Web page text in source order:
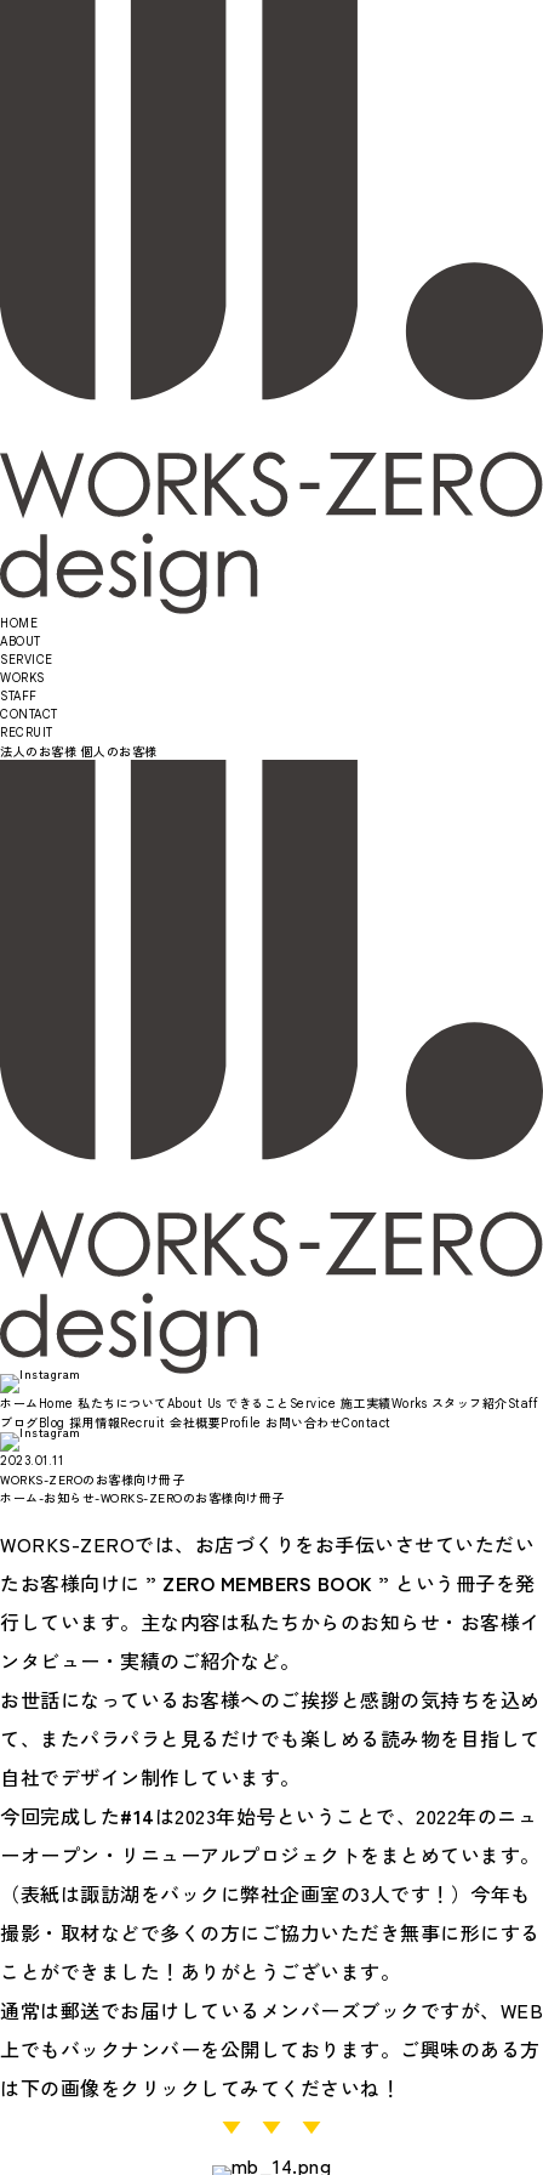
HOME
ABOUT
SERVICE
WORKS
STAFF
CONTACT
RECRUIT
法人のお客様 個人のお客様
ホーム Home 私たちについてAbout Us できること Service 施工実績Works スタッフ紹介Staff
ブログBlog 採用情報Recruit 会社概要Profile お問い合わせContact
2023.01.11
WORKS-ZEROのお客様向け冊子
ホーム-お知らせ-WORKS-ZEROのお客様向け冊子
WORKS-ZEROでは、お店づくりをお手伝いさせていただい
たお客様向けに ” ZERO MEMBERS BOOK ” という冊子を発
行しています。主な内容は私たちからのお知らせ・お客様イ
ンタビュー・実績のご紹介など。
お世話になっているお客様へのご挨拶と感謝の気持ちを込め
て、またパラパラと見るだけでも楽しめる読み物を目指して
自社でデザイン制作しています。
今回完成した#14は2023年始号ということで、2022年のニュ
ーオープン・リニューアルプロジェクトをまとめています。
（表紙は諏訪湖をバックに弊社企画室の3人です！）今年も
撮影・取材などで多くの方にご協力いただき無事に形にする
ことができました！ありがとうございます。
通常は郵送でお届けしているメンバーズブックですが、WEB
上でもバックナンバーを公開しております。ご興味のある方
は下の画像をクリックしてみてくださいね！
▼ ▼ ▼